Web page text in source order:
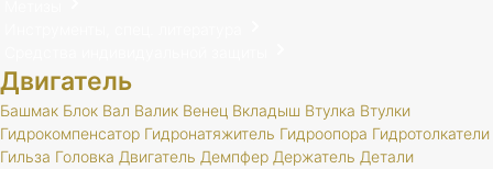
Двигатель
Башмак Блок Вал Валик Венец Вкладыш Втулка Втулки
Гидрокомпенсатор Гидронатяжитель Гидроопора Гидротолкатели
Гильза Головка Двигатель Демпфер Держатель Детали